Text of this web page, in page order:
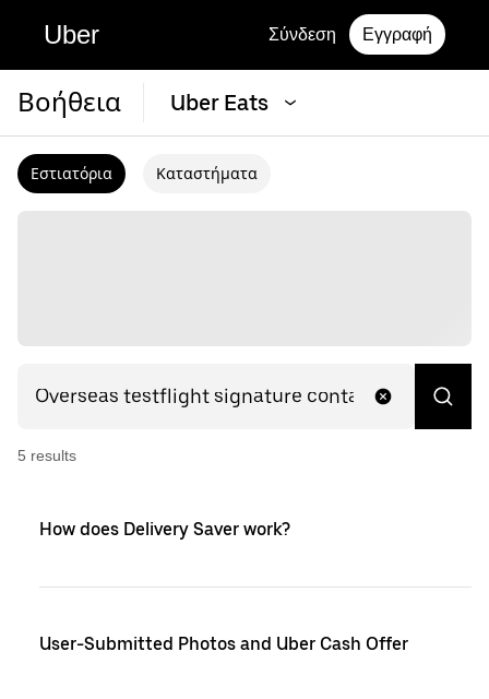
Uber Σύνδεση Εγγραφή
Βοήθεια Uber Eats
Εστιατόρια Καταστήματα
5 results
How does Delivery Saver work?
User-Submitted Photos and Uber Cash Offer